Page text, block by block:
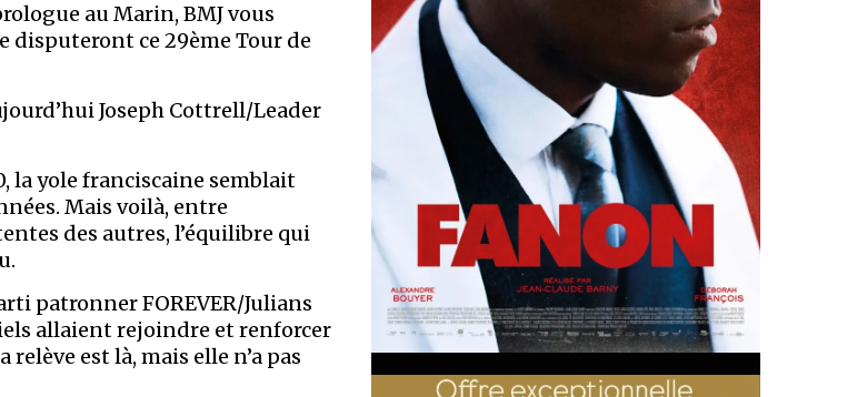
au Marin, BMJ vous
disputeront ce 29ème Tour de
Joseph Cottrell/Leader
la yole franciscaine semblait
Mais voilà, entre
des autres, l’équilibre qui
patronner FOREVER/Julians
allaient rejoindre et renforcer
est là, mais elle n’a pas